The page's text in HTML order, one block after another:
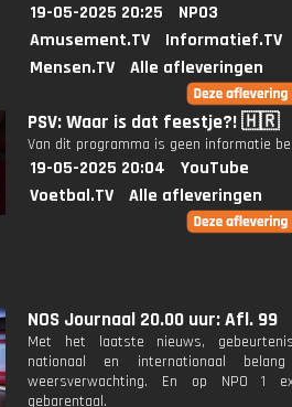
19-05-2025 20:25
NPO3
Amusement.TV
Informatief.TV
Mensen.TV
Alle afleveringen
PSV: Waar is dat feestje?! 🇭🇷
Van dit programma is geen informatie
19-05-2025 20:04
YouTube
Voetbal.TV
Alle afleveringen
NOS Journaal 20.00 uur: Afl. 99
Met het laatste nieuws,
nationaal en internationaal
weersverwachting. En op NPO 1
gebarentaal.